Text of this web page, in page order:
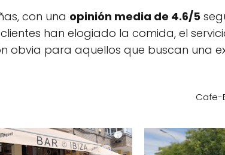
con una opinión media de 4.6/5
clientes han elogiado la comida, el
obvia para aquellos que buscan una
Cafe-